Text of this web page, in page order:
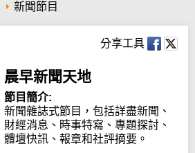
新聞節目
分享工具
晨早新聞天地
節目簡介:
新聞雜誌式節目，包括詳盡新聞、
財經消息、時事特寫、專題探討、
體壇快訊、報章和社評摘要。